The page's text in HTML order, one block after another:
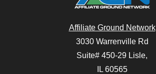
Affiliate Ground Network
3030 Warrenville Rd
Suite# 450-29 Lisle,
IL 60565